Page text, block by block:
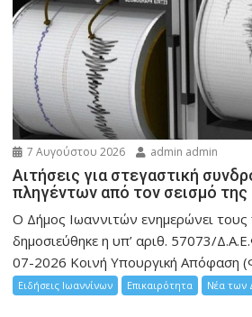
7 Αυγούστου 2026 admin admin
Αιτήσεις για στεγαστική
πληγέντων από τον σεισμό
Ο Δήμος Ιωαννιτών ενημερώνει τους
δημοσιεύθηκε η υπ’ αριθ. 57073/
07-2026 Κοινή Υπουργική Απόφαση
Ειδήσεις Ιωαννίνων Επικαιρότητα Νέα των